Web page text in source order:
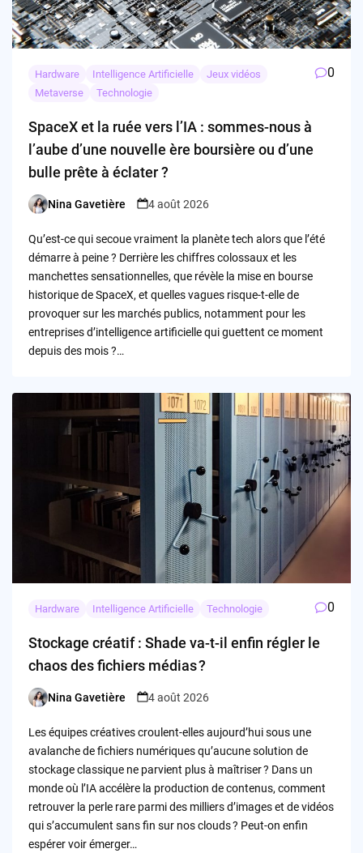
Hardware Intelligence Artificielle
Jeux vidéos
Metaverse
Technologie
0
SpaceX et la ruée vers l’IA : sommes-nous à
l’aube d’une nouvelle ère boursière ou d’une
bulle prête à éclater ?
Posted
Nina Gavetière 4 août 2026
Qu’est-ce qui secoue vraiment la planète tech alors que l’été
démarre à peine ? Derrière les chiffres colossaux et les
manchettes sensationnelles, que révèle la mise en bourse
historique de SpaceX, et quelles vagues risque-t-elle de
provoquer sur les marchés publics, notamment pour les
entreprises d’intelligence artificielle qui guettent ce moment
depuis des mois ?…
Hardware Intelligence Artificielle Technologie 0
Stockage créatif : Shade va-t-il enfin régler le
chaos des fichiers médias ?
Posted
Nina Gavetière 4 août 2026
Les équipes créatives croulent-elles aujourd’hui sous une
avalanche de fichiers numériques qu’aucune solution de
stockage classique ne parvient plus à maîtriser ? Dans un
monde où l’IA accélère la production de contenus, comment
retrouver la perle rare parmi des milliers d’images et de vidéos
qui s’accumulent sans fin sur nos clouds ? Peut-on enfin
espérer voir émerger…